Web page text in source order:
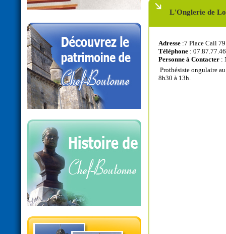
L'Onglerie de
Adresse :7 Place Cail
Téléphone :
Personne à Contacter :
Prothésiste ongulaire
8h30 à 13h.